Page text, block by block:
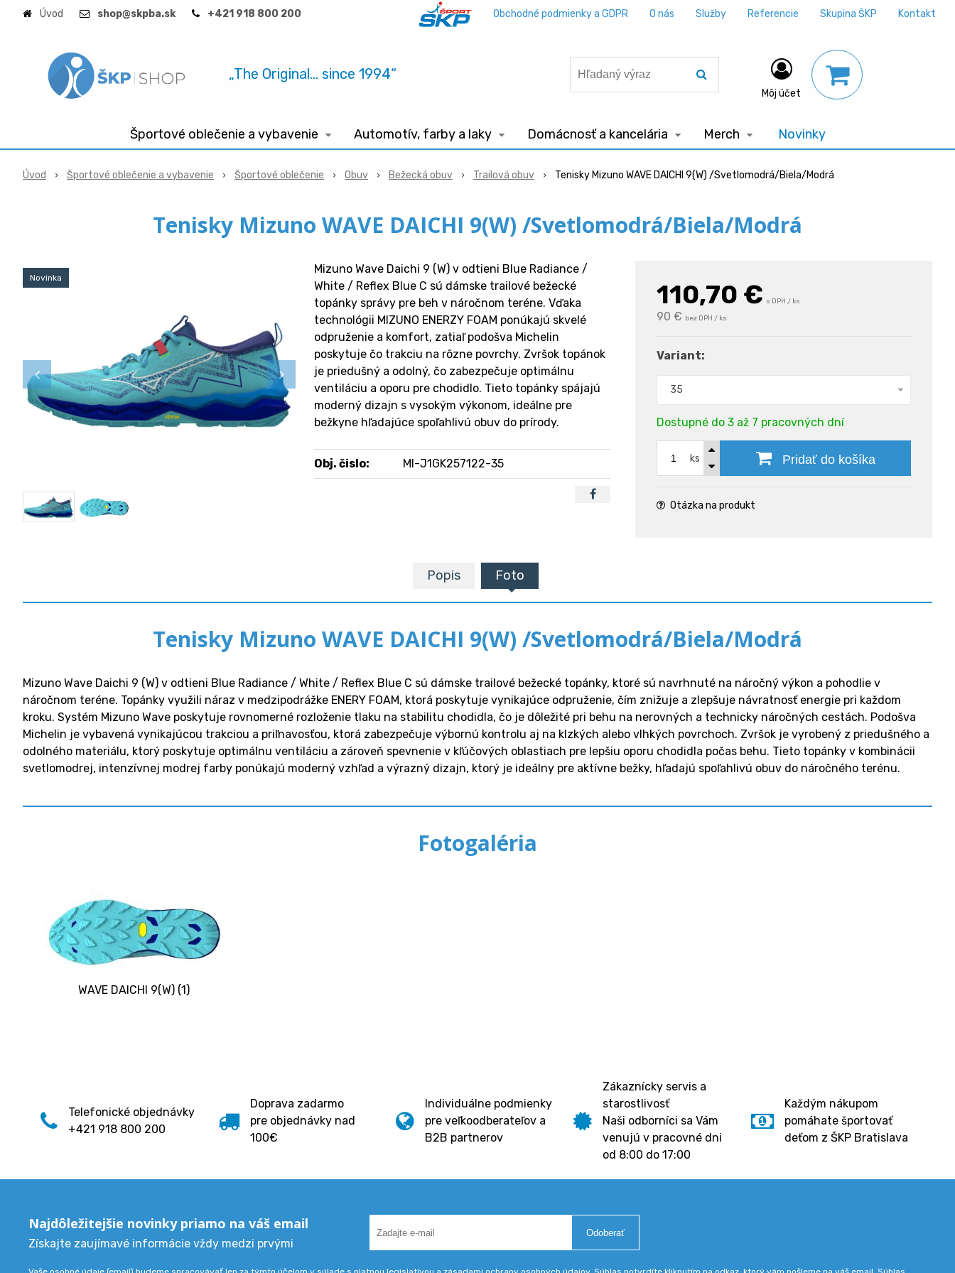
„The Original... since 1994“
Úvod shop@skpba.sk +421 918 800 200 Obchodné podmienky a GDPR O nás Služby Referencie Skupina ŠKP Kontakt
Môj účet
Športové oblečenie a vybavenie Automotív, farby a laky Domácnosť a kancelária Merch Novinky
Úvod Športové oblečenie a vybavenie Športové oblečenie Obuv Bežecká obuv Trailová obuv Tenisky Mizuno WAVE DAICHI 9(W) /Svetlomodrá/Biela/Modrá
Tenisky Mizuno WAVE DAICHI 9(W) /Svetlomodrá/Biela/Modrá
Novinka
110,70 € s DPH / ks
90 € bez DPH / ks
Variant:
35
Dostupné do 3 až 7 pracovných dní
ks Pridať do košíka
Otázka na produkt
Mizuno Wave Daichi 9 (W) v odtieni Blue Radiance /
White / Reflex Blue C sú dámske trailové bežecké
topánky správy pre beh v náročnom teréne. Vďaka
technológii MIZUNO ENERZY FOAM ponúkajú skvelé
odpruženie a komfort, zatiaľ podošva Michelin
poskytuje čo trakciu na rôzne povrchy. Zvršok topánok
je priedušný a odolný, čo zabezpečuje optimálnu
ventiláciu a oporu pre chodidlo. Tieto topánky spájajú
moderný dizajn s vysokým výkonom, ideálne pre
bežkyne hľadajúce spoľahlivú obuv do prírody.
Obj. čislo: MI-J1GK257122-35
Popis Foto
Tenisky Mizuno WAVE DAICHI 9(W) /Svetlomodrá/Biela/Modrá
Mizuno Wave Daichi 9 (W) v odtieni Blue Radiance / White / Reflex Blue C sú dámske trailové bežecké topánky, ktoré sú navrhnuté na náročný výkon a pohodlie v
náročnom teréne. Topánky využili náraz v medzipodrážke ENERY FOAM, ktorá poskytuje vynikajúce odpruženie, čím znižuje a zlepšuje návratnosť energie pri každom
kroku. Systém Mizuno Wave poskytuje rovnomerné rozloženie tlaku na stabilitu chodidla, čo je dôležité pri behu na nerovných a technicky náročných cestách. Podošva
Michelin je vybavená vynikajúcou trakciou a priľnavosťou, ktorá zabezpečuje výbornú kontrolu aj na klzkých alebo vlhkých povrchoch. Zvršok je vyrobený z priedušného a
odolného materiálu, ktorý poskytuje optimálnu ventiláciu a zároveň spevnenie v kľúčových oblastiach pre lepšiu oporu chodidla počas behu. Tieto topánky v kombinácii
svetlomodrej, intenzívnej modrej farby ponúkajú moderný vzhľad a výrazný dizajn, ktorý je ideálny pre aktívne bežky, hľadajú spoľahlivú obuv do náročného terénu.
Fotogaléria
WAVE DAICHI 9(W) (1)
Telefonické objednávky
+421 918 800 200
Doprava zadarmo
pre objednávky nad
100€
Individuálne podmienky
pre veľkoodberateľov a
B2B partnerov
Zákaznícky servis a
starostlivosť
Naši odborníci sa Vám
venujú v pracovné dni
od 8:00 do 17:00
Každým nákupom
pomáhate športovať
deťom z ŠKP Bratislava
Najdôležitejšie novinky priamo na váš email
Získajte zaujímavé informácie vždy medzi prvými
Odoberať